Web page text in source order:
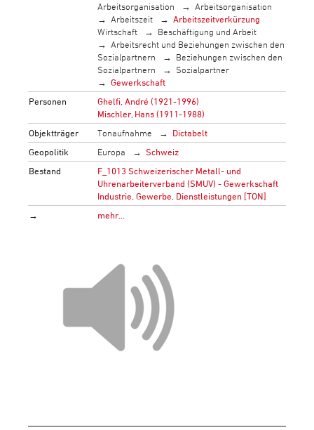
Arbeitsorganisation
Arbeitsorganisation
Arbeitszeit
Arbeitszeitverkürzung
Wirtschaft
Beschäftigung und Arbeit
Arbeitsrecht und Beziehungen zwischen den
Sozialpartnern
Beziehungen zwischen den
Sozialpartnern
Sozialpartner
Gewerkschaft
Personen
Ghelfi, André (1921-1996)
Mischler, Hans (1911-1988)
Objektträger
Tonaufnahme
Dictabelt
Geopolitik
Europa
Schweiz
Bestand
F_1013 Schweizerischer Metall- und
Uhrenarbeiterverband (SMUV) - Gewerkschaft
Industrie, Gewerbe, Dienstleistungen [TON]
→
mehr…